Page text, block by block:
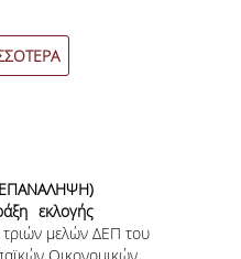
εκλογής
ΔΕΠ για
τριών μελών ΔΕΠ του